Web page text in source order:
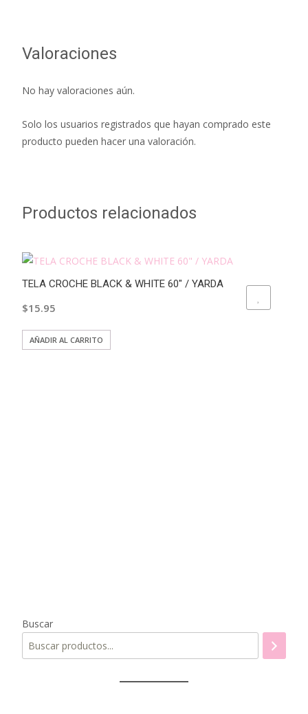
Valoraciones
No hay valoraciones aún.
Solo los usuarios registrados que hayan comprado este
producto pueden hacer una valoración.
Productos relacionados
TELA CROCHE BLACK & WHITE 60″ / YARDA
$15.95
AÑADIR AL CARRITO
Buscar